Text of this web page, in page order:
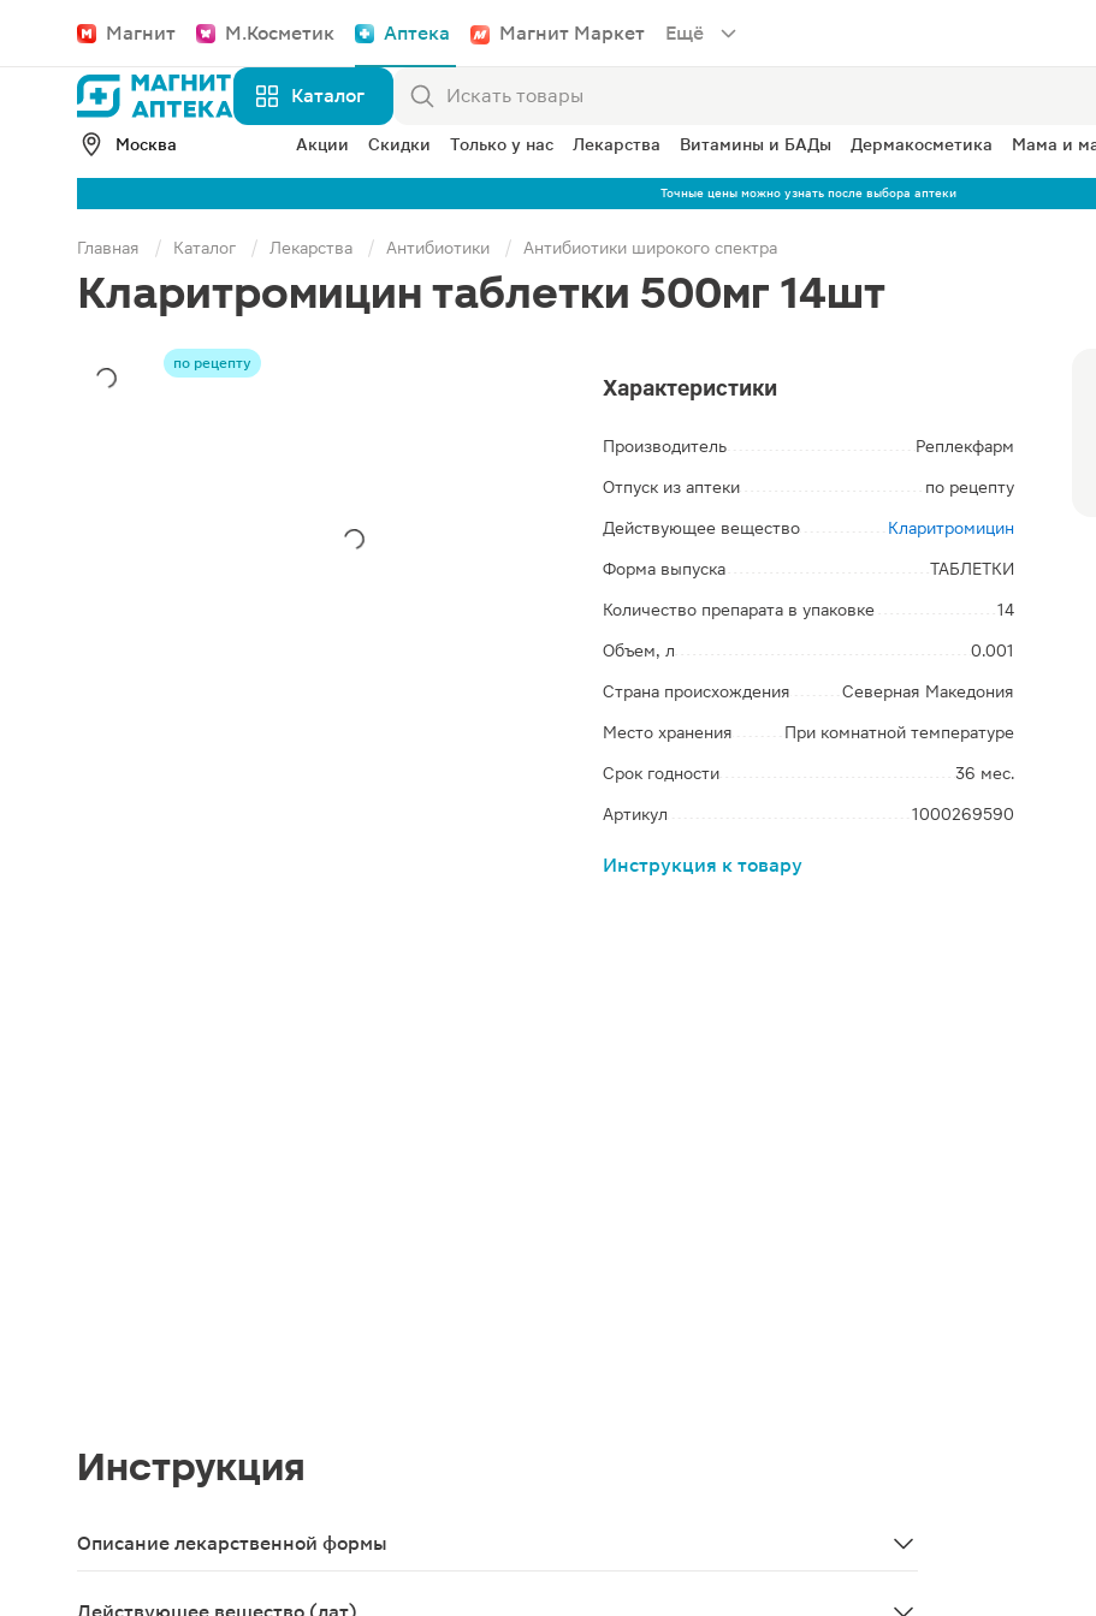
Магнит М.Косметик Аптека Магнит Маркет Ещё
Каталог
Москва Акции Скидки Только у нас Лекарства Витамины и БАДы Дермакосметика Мама и
Точные цены можно узнать после выбора аптеки
Главная Каталог Лекарства Антибиотики Антибиотики широкого спектра
Кларитромицин таблетки 500мг 14шт
по рецепту
Характеристики
Производитель Реплекфарм
Отпуск из аптеки по рецепту
Действующее вещество Кларитромицин
Форма выпуска ТАБЛЕТКИ
Количество препарата в упаковке 14
Объем, л 0.001
Страна происхождения Северная Македония
Место хранения При комнатной температуре
Срок годности 36 мес.
Артикул 1000269590
Инструкция к товару
Инструкция
Описание лекарственной формы